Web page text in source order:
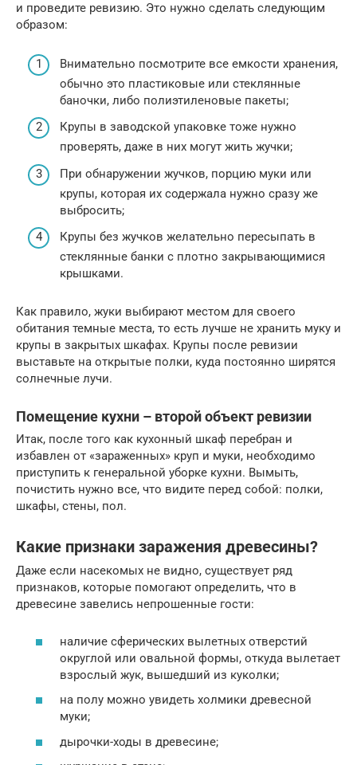
и проведите ревизию. Это нужно сделать следующим
образом:
Внимательно посмотрите все емкости хранения,
обычно это пластиковые или стеклянные
баночки, либо полиэтиленовые пакеты;
Крупы в заводской упаковке тоже нужно
проверять, даже в них могут жить жучки;
При обнаружении жучков, порцию муки или
крупы, которая их содержала нужно сразу же
выбросить;
Крупы без жучков желательно пересыпать в
стеклянные банки с плотно закрывающимися
крышками.
Как правило, жуки выбирают местом для своего
обитания темные места, то есть лучше не хранить муку и
крупы в закрытых шкафах. Крупы после ревизии
выставьте на открытые полки, куда постоянно ширятся
солнечные лучи.
Помещение кухни – второй объект ревизии
Итак, после того как кухонный шкаф перебран и
избавлен от «зараженных» круп и муки, необходимо
приступить к генеральной уборке кухни. Вымыть,
почистить нужно все, что видите перед собой: полки,
шкафы, стены, пол.
Какие признаки заражения древесины?
Даже если насекомых не видно, существует ряд
признаков, которые помогают определить, что в
древесине завелись непрошенные гости:
наличие сферических вылетных отверстий
округлой или овальной формы, откуда вылетает
взрослый жук, вышедший из куколки;
на полу можно увидеть холмики древесной
муки;
дырочки-ходы в древесине;